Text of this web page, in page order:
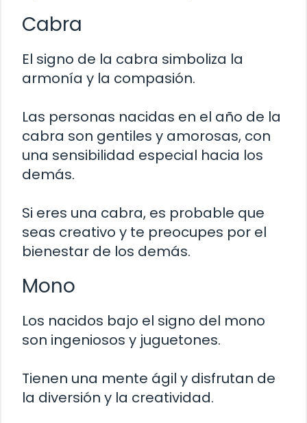
Cabra
El signo de la cabra simboliza la
armonía y la compasión.
Las personas nacidas en el año de la
cabra son gentiles y amorosas, con
una sensibilidad especial hacia los
demás.
Si eres una cabra, es probable que
seas creativo y te preocupes por el
bienestar de los demás.
Mono
Los nacidos bajo el signo del mono
son ingeniosos y juguetones.
Tienen una mente ágil y disfrutan de
la diversión y la creatividad.